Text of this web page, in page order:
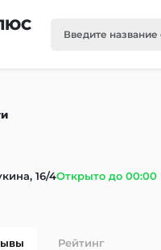
16/4Открыто до 00:00
Рейтинг